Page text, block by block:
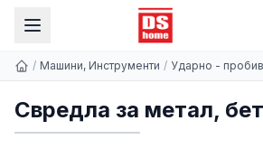
/ Машини, Инструменти / Ударно -
Свредла за метал,